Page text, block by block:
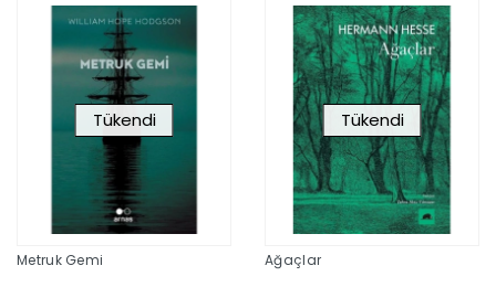
Tükendi
Metruk Gemi
Tükendi
Ağaçlar